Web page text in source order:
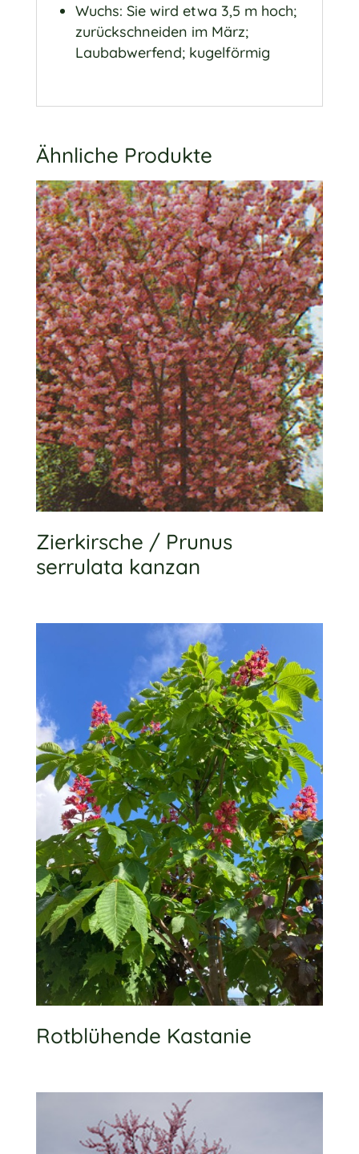
Wuchs: Sie wird etwa 3,5 m hoch;
zurückschneiden im März;
Laubabwerfend; kugelförmig
Ähnliche Produkte
Zierkirsche / Prunus
serrulata kanzan
Rotblühende Kastanie